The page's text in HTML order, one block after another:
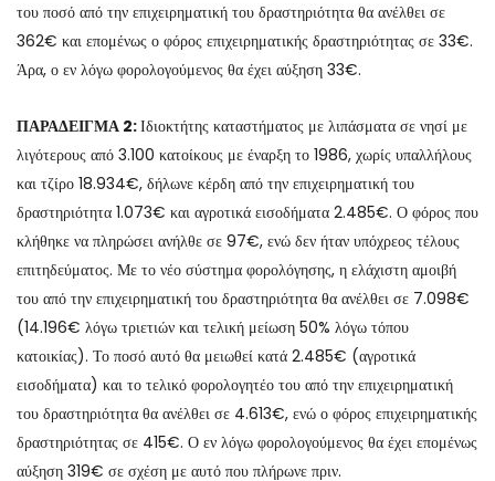
του ποσό από την επιχειρηματική του δραστηριότητα θα ανέλθει σε
362€ και επομένως ο φόρος επιχειρηματικής δραστηριότητας σε 33€.
Άρα, ο εν λόγω φορολογούμενος θα έχει αύξηση 33€.
ΠΑΡΑΔΕΙΓΜΑ 2:Ιδιοκτήτης καταστήματος με λιπάσματα σε νησί με
λιγότερους από 3.100 κατοίκους με έναρξη το 1986, χωρίς υπαλλήλους
και τζίρο 18.934€, δήλωνε κέρδη από την επιχειρηματική του
δραστηριότητα 1.073€ και αγροτικά εισοδήματα 2.485€. Ο φόρος που
κλήθηκε να πληρώσει ανήλθε σε 97€, ενώ δεν ήταν υπόχρεος τέλους
επιτηδεύματος. Με το νέο σύστημα φορολόγησης, η ελάχιστη αμοιβή
του από την επιχειρηματική του δραστηριότητα θα ανέλθει σε 7.098€
(14.196€ λόγω τριετιών και τελική μείωση 50% λόγω τόπου
κατοικίας). Το ποσό αυτό θα μειωθεί κατά 2.485€ (αγροτικά
εισοδήματα) και το τελικό φορολογητέο του από την επιχειρηματική
του δραστηριότητα θα ανέλθει σε 4.613€, ενώ ο φόρος επιχειρηματικής
δραστηριότητας σε 415€. Ο εν λόγω φορολογούμενος θα έχει επομένως
αύξηση 319€ σε σχέση με αυτό που πλήρωνε πριν.